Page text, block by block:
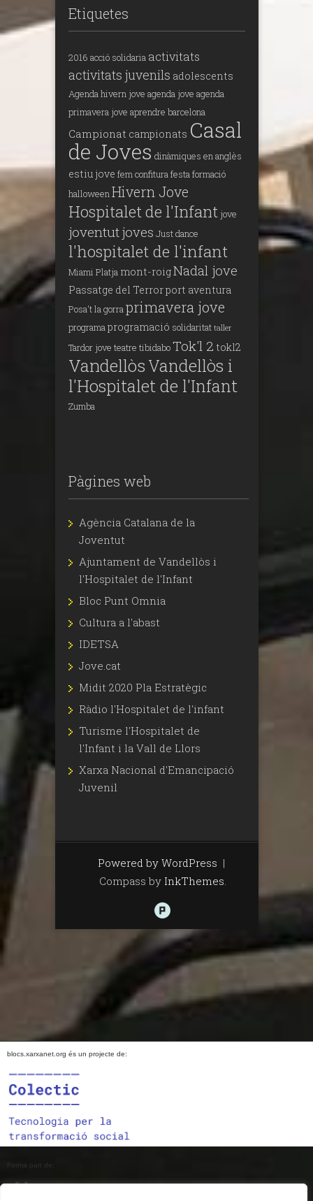
Etiquetes
2016 acció solidaria activitats
activitats juvenils adolescents
Agenda hivern jove agenda jove agenda
primavera jove aprendre barcelona
Campionat campionats Casal
de Joves dinàmiques en anglès
estiu jove fem confiturafestaformació
halloweenHivern Jove
Hospitalet de l'Infant jove
joventutjoves Just dance
l'hospitalet de l'infant
Miami Platja mont-roigNadal jove
Passatge del Terrorport aventura
Posa't la gorraprimavera jove
programaprogramació solidaritat taller
Tardor jove teatre tibidaboTok'l 2 tokl2
VandellòsVandellòs i
l'Hospitalet de l'Infant
Zumba
Pàgines web
Agència Catalana de la
Joventut
Ajuntament de Vandellòs i
l'Hospitalet de l'Infant
Bloc Punt Omnia
Cultura a l'abast
IDETSA
Jove.cat
Midit 2020 Pla Estratègic
Ràdio l'Hospitalet de l'infant
Turisme l'Hospitalet de
l'Infant i la Vall de Llors
Xarxa Nacional d'Emancipació
Juvenil
Powered by WordPress |
Compass by InkThemes.
blocs.xarxanet.org és un projecte de:
Forma part de: